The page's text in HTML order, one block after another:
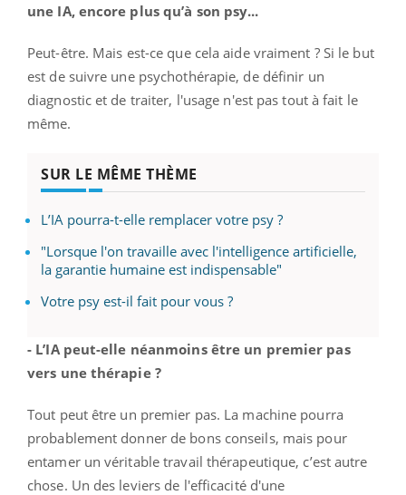
une IA, encore plus qu’à son psy...
Peut-être. Mais est-ce que cela aide vraiment ? Si le but
est de suivre une psychothérapie, de définir un
diagnostic et de traiter, l'usage n'est pas tout à fait le
même.
SUR LE MÊME THÈME
L’IA pourra-t-elle remplacer votre psy ?
"Lorsque l'on travaille avec l'intelligence artificielle,
la garantie humaine est indispensable"
Votre psy est-il fait pour vous ?
- L’IA peut-elle néanmoins être un premier pas
vers une thérapie ?
Tout peut être un premier pas. La machine pourra
probablement donner de bons conseils, mais pour
entamer un véritable travail thérapeutique, c’est autre
chose. Un des leviers de l'efficacité d'une